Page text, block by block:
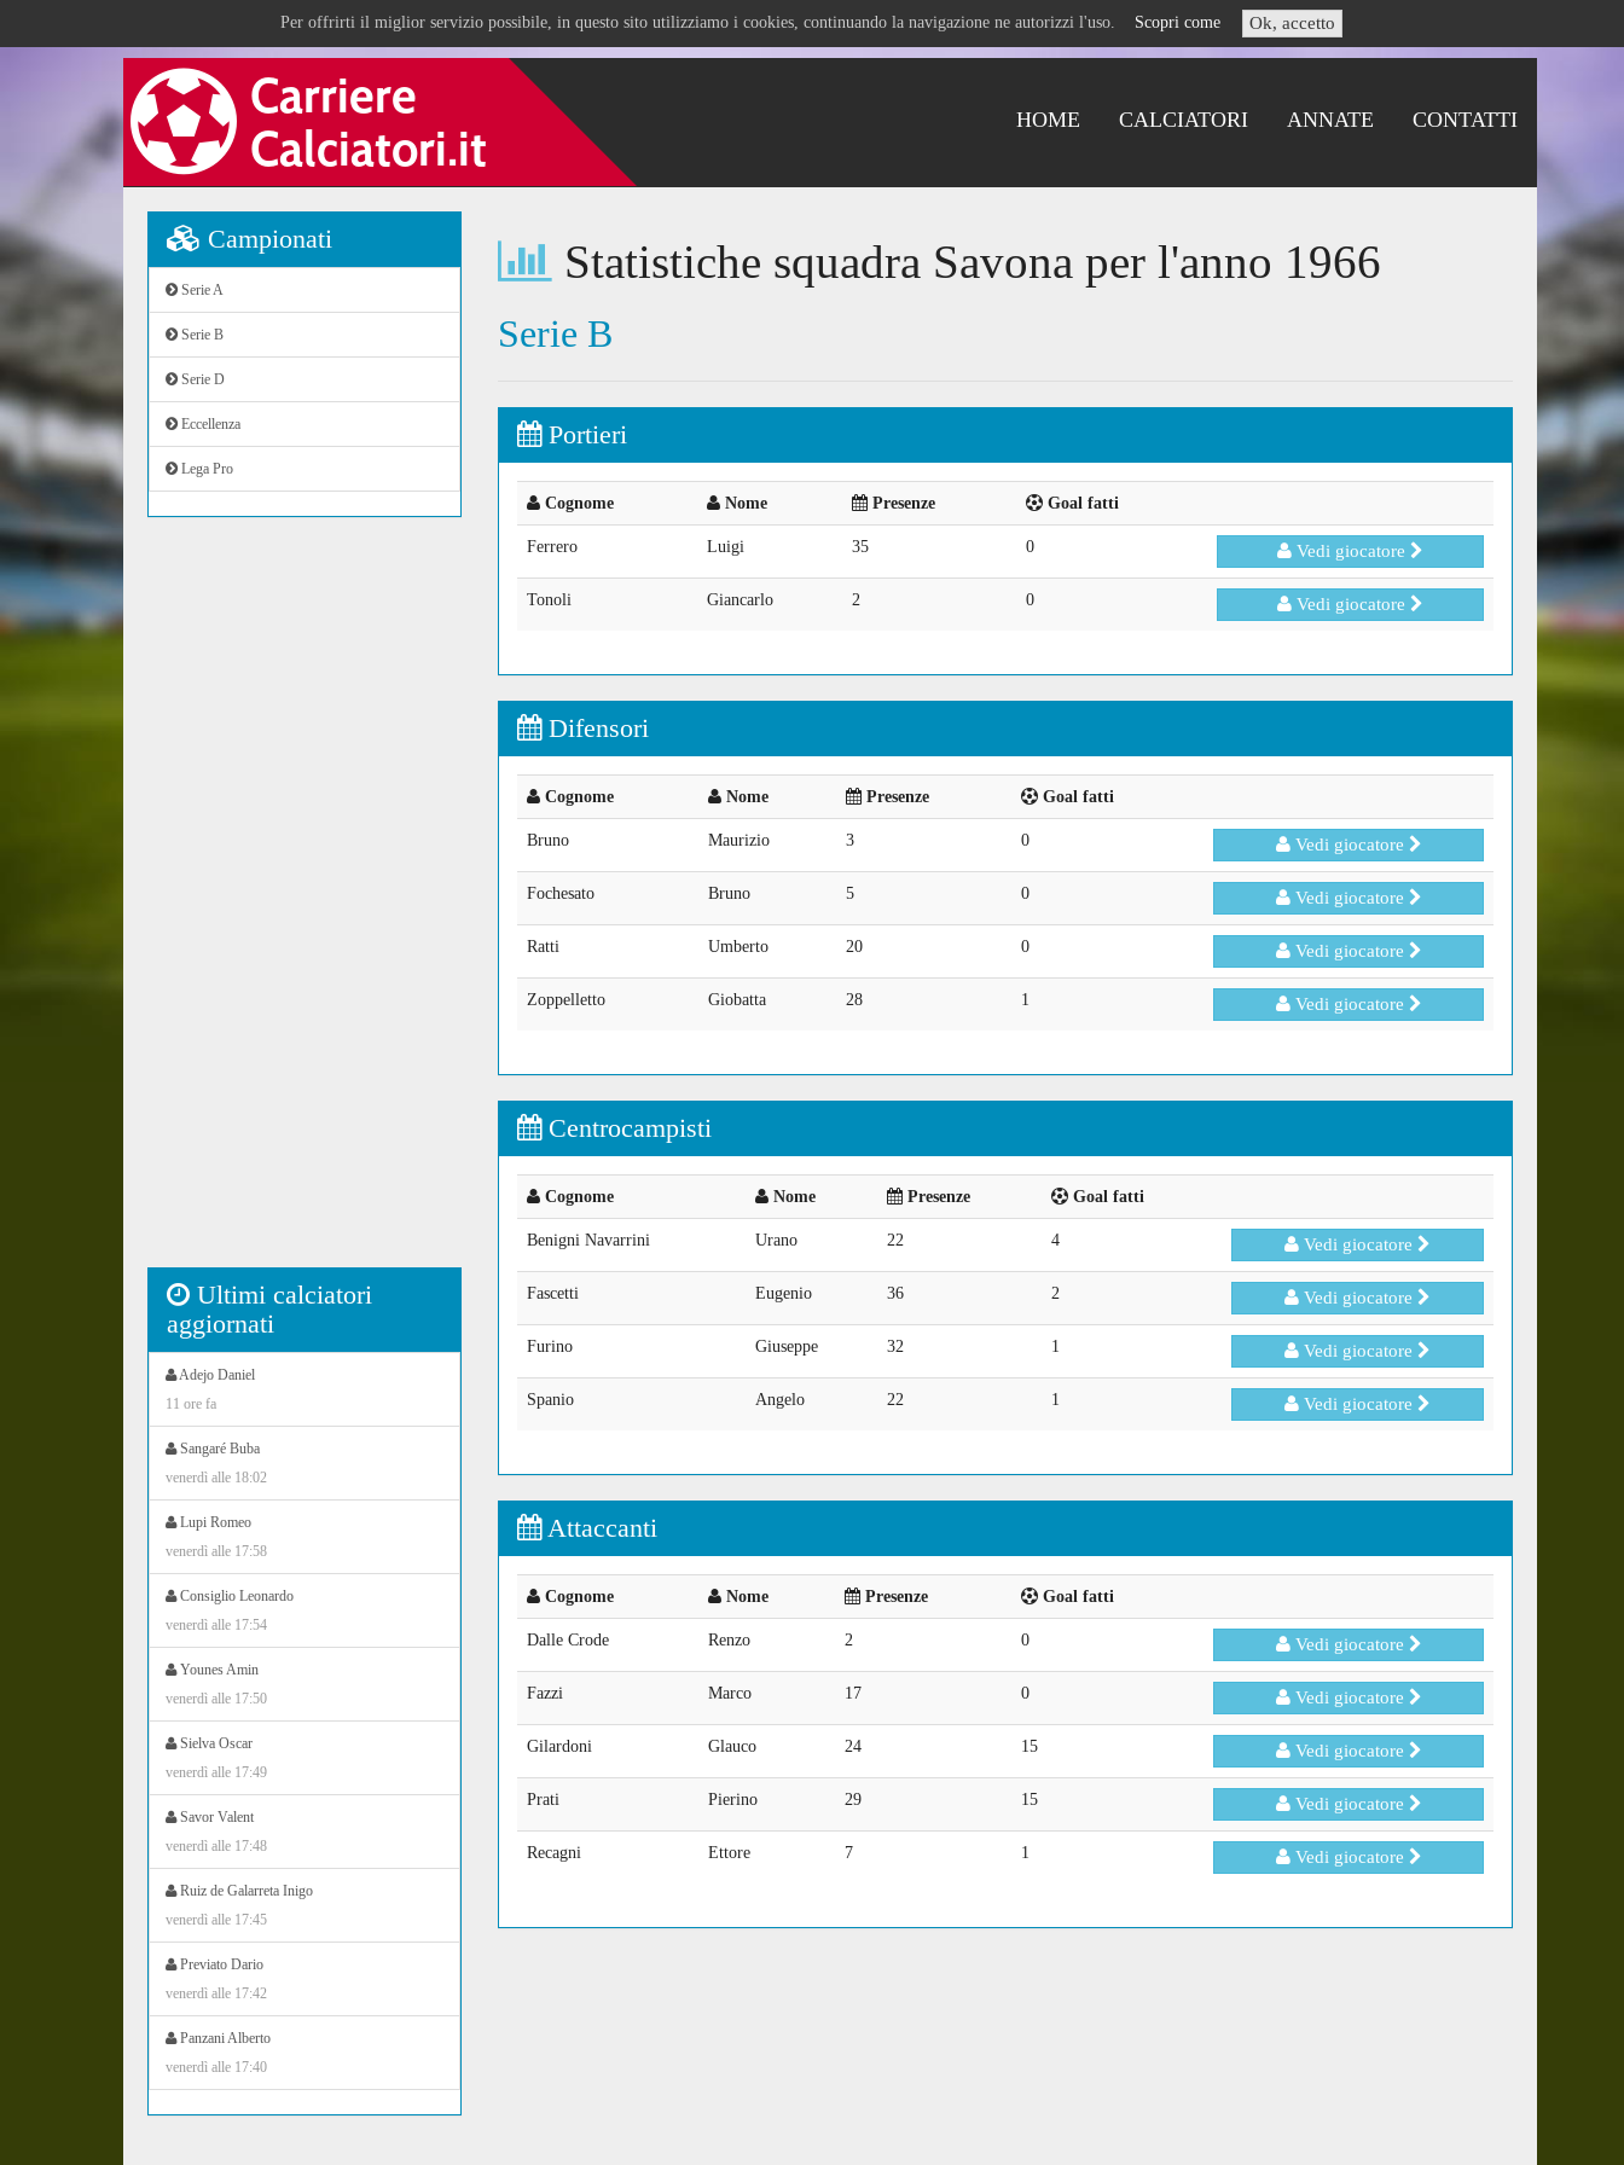
Per offrirti il miglior servizio possibile, in questo sito utilizziamo i cookies, continuando la navigazione ne autorizzi l'uso. Scopri come Ok, accetto
HOME CALCIATORI ANNATE CONTATTI
Campionati
Serie A
Serie B
Serie D
Eccellenza
Lega Pro
Ultimi calciatori
aggiornati
Adejo Daniel
11 ore fa
Sangaré Buba
venerdì alle 18:02
Lupi Romeo
venerdì alle 17:58
Consiglio Leonardo
venerdì alle 17:54
Younes Amin
venerdì alle 17:50
Sielva Oscar
venerdì alle 17:49
Savor Valent
venerdì alle 17:48
Ruiz de Galarreta Inigo
venerdì alle 17:45
Previato Dario
venerdì alle 17:42
Panzani Alberto
venerdì alle 17:40
Statistiche squadra Savona per l'anno 1966
Serie B
Portieri
Cognome Nome Presenze Goal fatti
Ferrero Luigi 35 0 Vedi giocatore
Tonoli Giancarlo 2 0 Vedi giocatore
Difensori
Cognome Nome Presenze Goal fatti
Bruno Maurizio 3 0 Vedi giocatore
Fochesato Bruno 5 0 Vedi giocatore
Ratti Umberto 20 0 Vedi giocatore
Zoppelletto Giobatta 28 1 Vedi giocatore
Centrocampisti
Cognome Nome Presenze Goal fatti
Benigni Navarrini Urano 22 4 Vedi giocatore
Fascetti Eugenio 36 2 Vedi giocatore
Furino Giuseppe 32 1 Vedi giocatore
Spanio Angelo 22 1 Vedi giocatore
Attaccanti
Cognome Nome Presenze Goal fatti
Dalle Crode Renzo 2 0 Vedi giocatore
Fazzi Marco 17 0 Vedi giocatore
Gilardoni Glauco 24 15 Vedi giocatore
Prati Pierino 29 15 Vedi giocatore
Recagni Ettore 7 1 Vedi giocatore